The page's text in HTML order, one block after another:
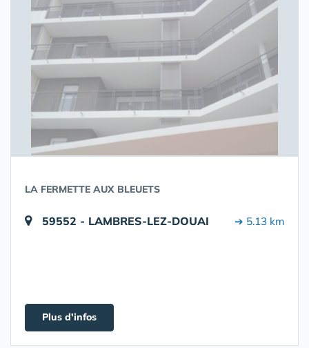
LA FERMETTE AUX BLEUETS
59552 - LAMBRES-LEZ-DOUAI ➔ 5.13 km
Plus d'infos